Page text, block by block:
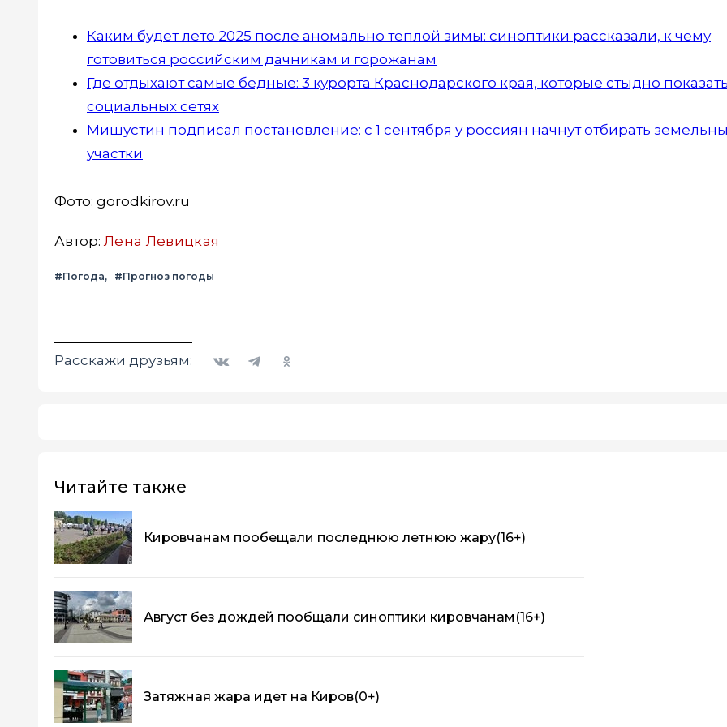
Каким будет лето 2025 после аномально теплой зимы: синоптики рассказали, к чему
готовиться российским дачникам и горожанам
Где отдыхают самые бедные: 3 курорта Краснодарского края, которые стыдно
социальных сетях
Мишустин подписал постановление: с 1 сентября у россиян начнут отбирать
участки
Фото: gorodkirov.ru
Автор:Лена Левицкая
#Погода #Прогноз погоды
Расскажи друзьям:
Читайте также
Кировчанам пообещали последнюю летнюю жару(16+)
Август без дождей пообщали синоптики кировчанам (16+)
Затяжная жара идет на Киров(0+)